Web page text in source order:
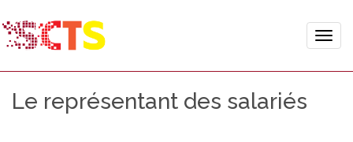
Toggle
Le représentant des salariés